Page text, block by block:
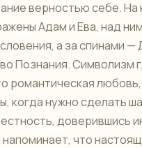
верностью себе. На
Адам и Ева, над
а за спинами
Познания. Символизм
романтическая
когда нужно сделать
доверившись
напоминает, что